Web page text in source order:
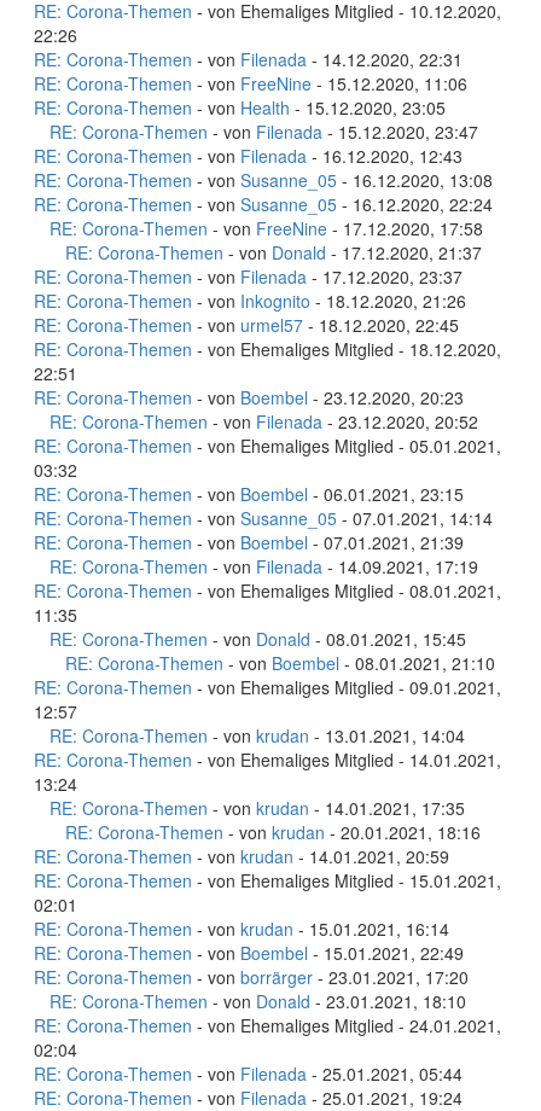
RE: Corona-Themen - von Ehemaliges Mitglied - 10.12.2020,
22:26
RE: Corona-Themen - von Filenada - 14.12.2020, 22:31
RE: Corona-Themen - von FreeNine - 15.12.2020, 11:06
RE: Corona-Themen - von Health - 15.12.2020, 23:05
RE: Corona-Themen - von Filenada - 15.12.2020, 23:47
RE: Corona-Themen - von Filenada - 16.12.2020, 12:43
RE: Corona-Themen - von Susanne_05 - 16.12.2020, 13:08
RE: Corona-Themen - von Susanne_05 - 16.12.2020, 22:24
RE: Corona-Themen - von FreeNine - 17.12.2020, 17:58
RE: Corona-Themen - von Donald - 17.12.2020, 21:37
RE: Corona-Themen - von Filenada - 17.12.2020, 23:37
RE: Corona-Themen - von Inkognito - 18.12.2020, 21:26
RE: Corona-Themen - von urmel57 - 18.12.2020, 22:45
RE: Corona-Themen - von Ehemaliges Mitglied - 18.12.2020,
22:51
RE: Corona-Themen - von Boembel - 23.12.2020, 20:23
RE: Corona-Themen - von Filenada - 23.12.2020, 20:52
RE: Corona-Themen - von Ehemaliges Mitglied - 05.01.2021,
03:32
RE: Corona-Themen - von Boembel - 06.01.2021, 23:15
RE: Corona-Themen - von Susanne_05 - 07.01.2021, 14:14
RE: Corona-Themen - von Boembel - 07.01.2021, 21:39
RE: Corona-Themen - von Filenada - 14.09.2021, 17:19
RE: Corona-Themen - von Ehemaliges Mitglied - 08.01.2021,
11:35
RE: Corona-Themen - von Donald - 08.01.2021, 15:45
RE: Corona-Themen - von Boembel - 08.01.2021, 21:10
RE: Corona-Themen - von Ehemaliges Mitglied - 09.01.2021,
12:57
RE: Corona-Themen - von krudan - 13.01.2021, 14:04
RE: Corona-Themen - von Ehemaliges Mitglied - 14.01.2021,
13:24
RE: Corona-Themen - von krudan - 14.01.2021, 17:35
RE: Corona-Themen - von krudan - 20.01.2021, 18:16
RE: Corona-Themen - von krudan - 14.01.2021, 20:59
RE: Corona-Themen - von Ehemaliges Mitglied - 15.01.2021,
02:01
RE: Corona-Themen - von krudan - 15.01.2021, 16:14
RE: Corona-Themen - von Boembel - 15.01.2021, 22:49
RE: Corona-Themen - von borrärger - 23.01.2021, 17:20
RE: Corona-Themen - von Donald - 23.01.2021, 18:10
RE: Corona-Themen - von Ehemaliges Mitglied - 24.01.2021,
02:04
RE: Corona-Themen - von Filenada - 25.01.2021, 05:44
RE: Corona-Themen - von Filenada - 25.01.2021, 19:24